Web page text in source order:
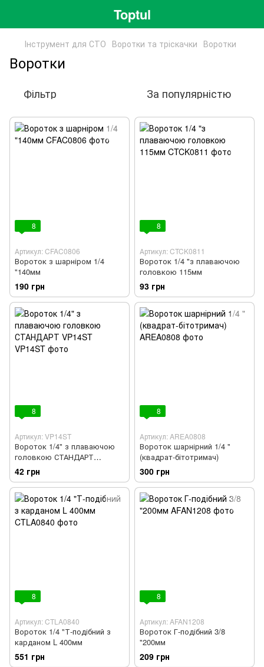
Toptul
Інструмент для СТО Воротки та тріскачки Воротки
Воротки
Фільтр За популярністю
8
Артикул: CFAC0806
Вороток з шарніром 1/4
"140мм
190 грн
8
Артикул: CTCK0811
Вороток 1/4 "з плаваючою
головкою 115мм
93 грн
8
Артикул: VP14ST
Вороток 1/4" з плаваючою
головкою СТАНДАРТ
VP14ST
42 грн
8
Артикул: AREA0808
Вороток шарнірний 1/4 "
(квадрат-бітотримач)
300 грн
8
Артикул: CTLA0840
Вороток 1/4 "Т-подібний з
карданом L 400мм
551 грн
8
Артикул: AFAN1208
Вороток Г-подібний 3/8
"200мм
209 грн